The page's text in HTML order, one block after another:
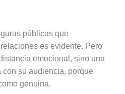
públicas que
es evidente. Pero
emocional, sino una
su audiencia, porque
genuina.